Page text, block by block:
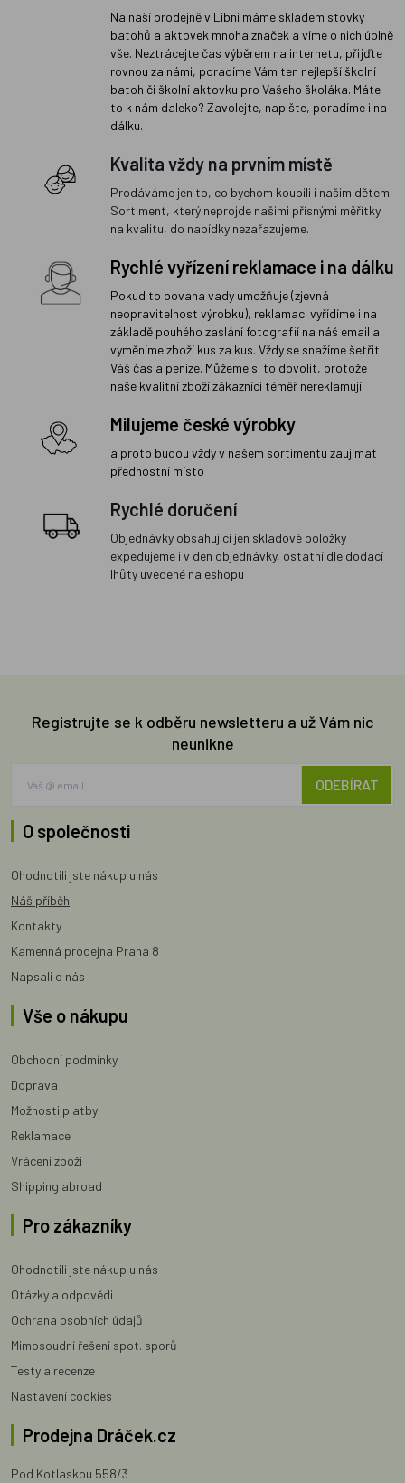
Na naší prodejně v Libni máme skladem stovky
batohů a aktovek mnoha značek a víme o nich úplně
vše. Neztrácejte čas výběrem na internetu, přijďte
rovnou za námi, poradíme Vám ten nejlepší školní
batoh či školní aktovku pro Vašeho školáka. Máte
to k nám daleko? Zavolejte, napište, poradíme i na
dálku.
Kvalita vždy na prvním místě
Prodáváme jen to, co bychom koupili i našim dětem.
Sortiment, který neprojde našimi přísnými měřítky
na kvalitu, do nabídky nezařazujeme.
Rychlé vyřízení reklamace i na dálku
Pokud to povaha vady umožňuje (zjevná
neopravitelnost výrobku), reklamaci vyřídíme i na
základě pouhého zaslání fotografií na náš email a
vyměníme zboží kus za kus. Vždy se snažíme šetřit
Váš čas a peníze. Můžeme si to dovolit, protože
naše kvalitní zboží zákazníci téměř nereklamují.
Milujeme české výrobky
a proto budou vždy v našem sortimentu zaujímat
přednostní místo
Rychlé doručení
Objednávky obsahující jen skladové položky
expedujeme i v den objednávky, ostatní dle dodací
lhůty uvedené na eshopu
Registrujte se k odběru newsletteru a už Vám nic
neunikne
ODEBÍRAT
O společnosti
Ohodnotili jste nákup u nás
Náš příběh
Kontakty
Kamenná prodejna Praha 8
Napsali o nás
Vše o nákupu
Obchodní podmínky
Doprava
Možnosti platby
Reklamace
Vrácení zboží
Shipping abroad
Pro zákazníky
Ohodnotili jste nákup u nás
Otázky a odpovědi
Ochrana osobních údajů
Mimosoudní řešení spot. sporů
Testy a recenze
Nastavení cookies
Prodejna Dráček.cz
Pod Kotlaskou 558/3